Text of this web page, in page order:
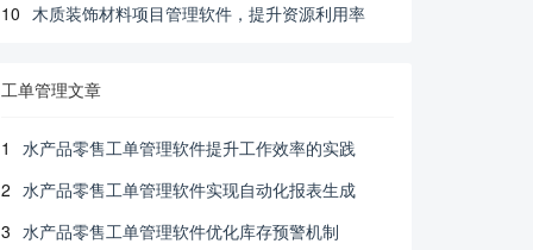
10 木质装饰材料项目管理软件，提升资源利用率
工单管理文章
1
水产品零售工单管理软件提升工作效率的实践
2 水产品零售工单管理软件实现自动化报表生成
3 水产品零售工单管理软件优化库存预警机制